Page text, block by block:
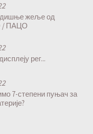
жеље од
/ ПАЦО
рег...
7-степени пуњач за